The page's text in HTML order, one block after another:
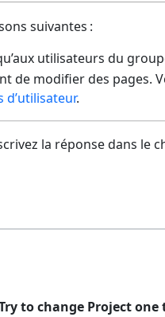
suivantes :
utilisateurs du
de modifier des pages.
d’utilisateur.
la réponse dans le
to change Project one